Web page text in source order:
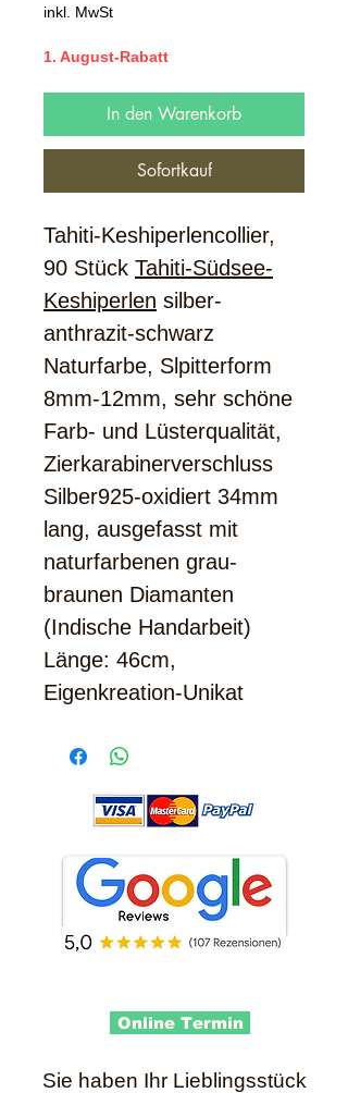
inkl. MwSt
1. August-Rabatt
In den Warenkorb
Sofortkauf
Tahiti-Keshiperlencollier,
90 Stück Tahiti-Südsee-
Keshiperlen silber-
anthrazit-schwarz
Naturfarbe, Slpitterform
8mm-12mm, sehr schöne
Farb- und Lüsterqualität,
Zierkarabinerverschluss
Silber925-oxidiert 34mm
lang, ausgefasst mit
naturfarbenen grau-
braunen Diamanten
(Indische Handarbeit)
Länge: 46cm,
Eigenkreation-Unikat
Online Termin
Sie haben Ihr Lieblingsstück